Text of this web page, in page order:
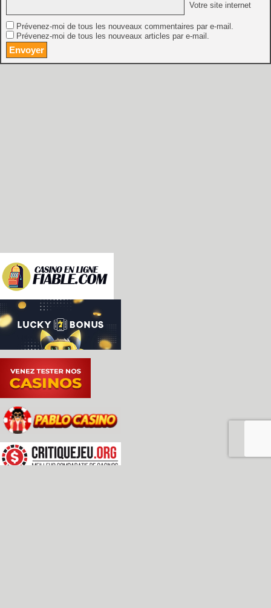
Votre site internet
Prévenez-moi de tous les nouveaux commentaires par e-mail.
Prévenez-moi de tous les nouveaux articles par e-mail.